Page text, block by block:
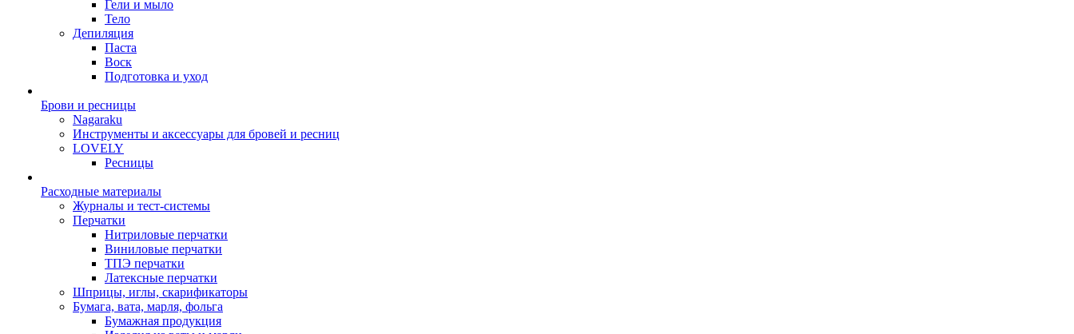
Гели и мыло
Тело
Депиляция
Паста
Воск
Подготовка и уход
Брови и ресницы
Nagaraku
Инструменты и аксессуары для бровей и ресниц
LOVELY
Ресницы
Расходные материалы
Журналы и тест-системы
Перчатки
Нитриловые перчатки
Виниловые перчатки
ТПЭ перчатки
Латексные перчатки
Шприцы, иглы, скарификаторы
Бумага, вата, марля, фольга
Бумажная продукция